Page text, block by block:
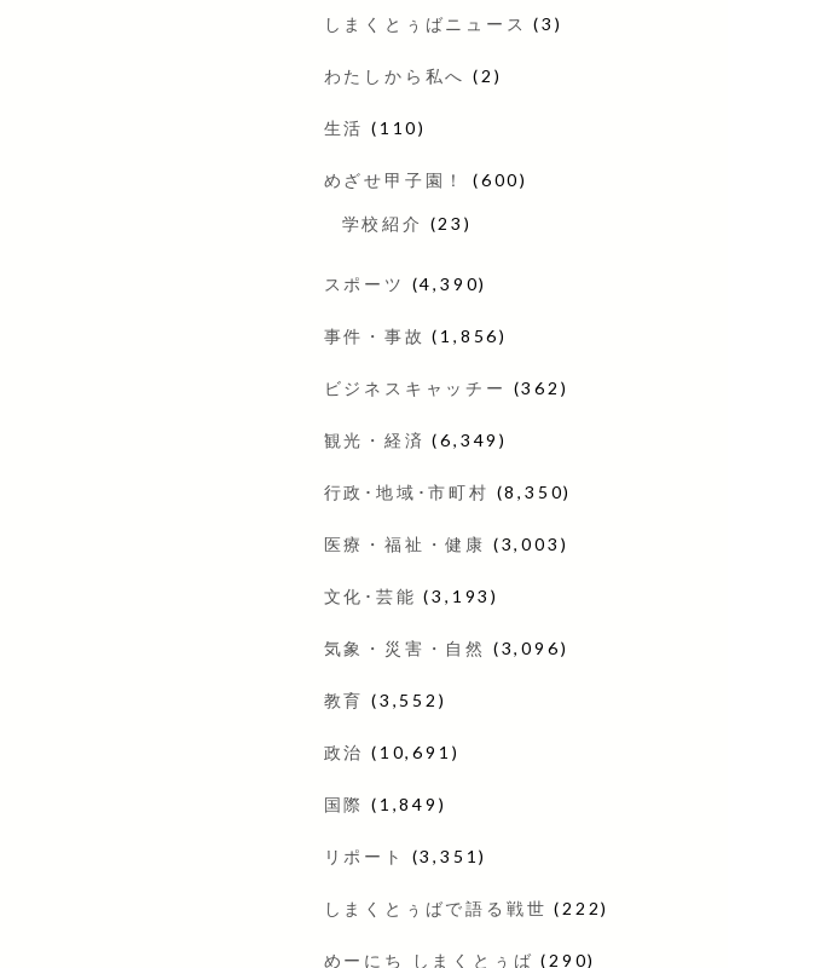
しまくとぅばニュース (3)
わたしから私へ (2)
生活 (110)
めざせ甲子園！ (600)
学校紹介 (23)
スポーツ (4,390)
事件・事故 (1,856)
ビジネスキャッチー (362)
観光・経済 (6,349)
行政･地域･市町村 (8,350)
医療・福祉・健康 (3,003)
文化･芸能 (3,193)
気象・災害・自然 (3,096)
教育 (3,552)
政治 (10,691)
国際 (1,849)
リポート (3,351)
しまくとぅばで語る戦世 (222)
めーにち しまくとぅば (290)